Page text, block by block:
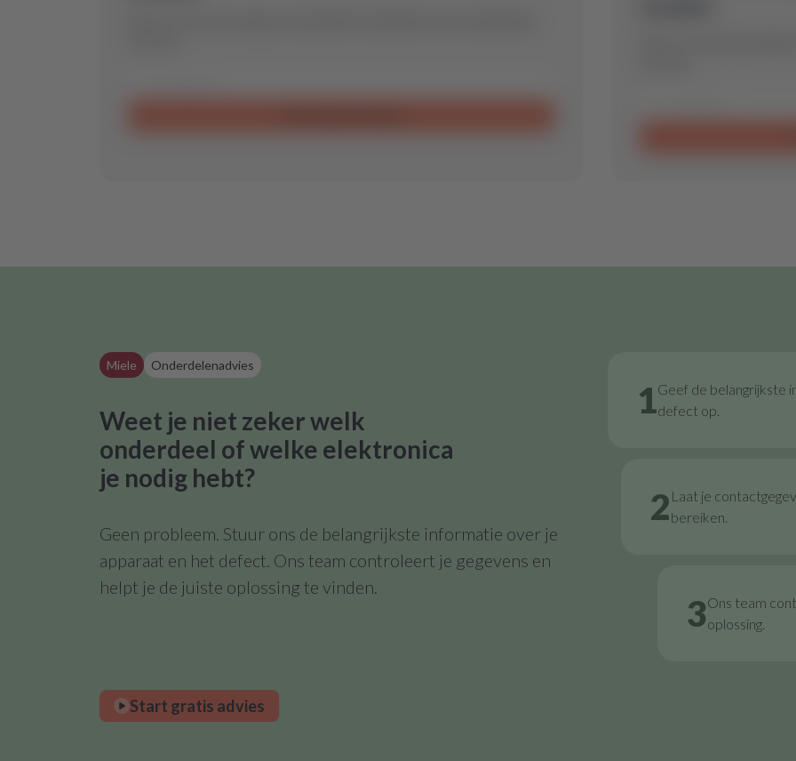
Miele Onderdelenadvies
Weet je niet zeker welk
onderdeel of welke elektronica
je nodig hebt?
Geen probleem. Stuur ons de belangrijkste informatie over je
apparaat en het defect. Ons team controleert je gegevens en
helpt je de juiste oplossing te vinden.
1Geef de belangrijkste
defect op.
2 Laat je
bereiken.
3Ons team
oplossing.
Start gratis advies